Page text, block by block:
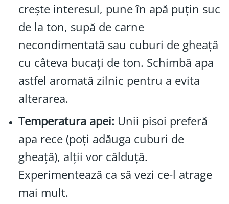
crește interesul, pune în apă puțin suc
de la ton, supă de carne
necondimentată sau cuburi de gheață
cu câteva bucați de ton. Schimbă apa
astfel aromată zilnic pentru a evita
alterarea.
Temperatura apei: Unii pisoi preferă
apa rece (poți adăuga cuburi de
gheață), alții vor călduță.
Experimentează ca să vezi ce-l atrage
mai mult.